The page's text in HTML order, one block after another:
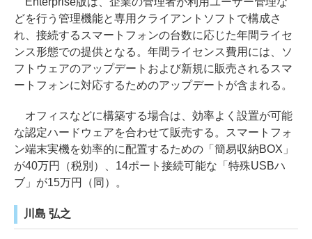
どを行う管理機能と専用クライアントソフトで構成さ
れ、接続するスマートフォンの台数に応じた年間ライセ
ンス形態での提供となる。年間ライセンス費用には、ソ
フトウェアのアップデートおよび新規に販売されるスマ
ートフォンに対応するためのアップデートが含まれる。
オフィスなどに構築する場合は、効率よく設置が可能
な認定ハードウェアを合わせて販売する。スマートフォ
ン端末実機を効率的に配置するための「簡易収納BOX」
が40万円（税別）、14ポート接続可能な「特殊USBハ
ブ」が15万円（同）。
川島 弘之